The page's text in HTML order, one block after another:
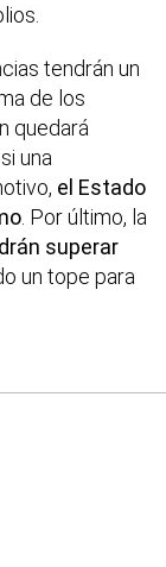
tendrán un
de los
quedará
una
el Estado
. Por último, la
superar
un tope para